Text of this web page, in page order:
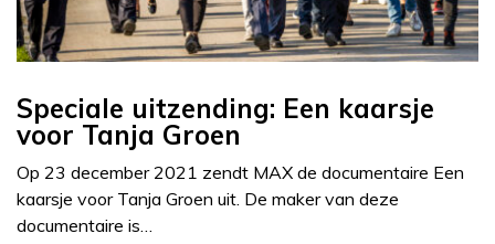
Speciale uitzending: Een kaarsje
voor Tanja Groen
Op 23 december 2021 zendt MAX de documentaire Een
kaarsje voor Tanja Groen uit. De maker van deze
documentaire is…